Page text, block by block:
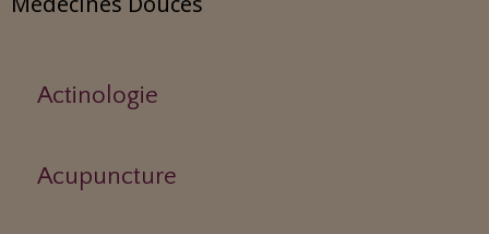
Actinologie
Acupuncture